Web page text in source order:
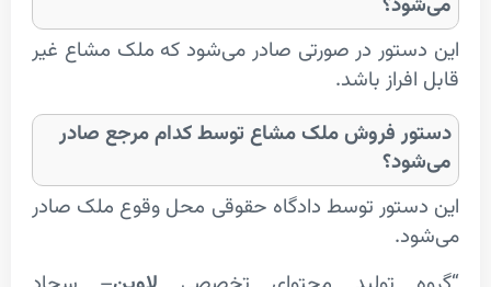
در صورتی صادر می‌شود که ملک مشاع غیر
باشد.
فروش ملک مشاع توسط کدام مرجع صادر
توسط دادگاه حقوقی محل وقوع ملک صادر